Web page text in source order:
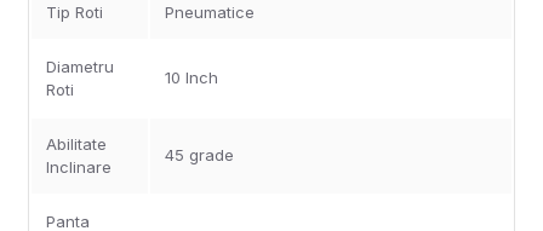
Tip Roti Pneumatice
Diametru
Roti
10 Inch
Abilitate
Inclinare
45 grade
Panta